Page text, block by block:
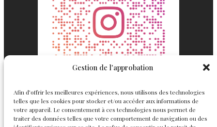
Gestion de l'approbation
Afin d’offrir les meilleures expériences, nous utilisons des technologies
telles que les cookies pour stocker et/ou accéder aux informations de
votre appareil. Le consentement à ces technologies nous permet de
traiter des données telles que votre comportement de navigation ou des